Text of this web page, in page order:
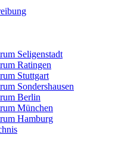
Seligenstadt
Ratingen
Stuttgart
Sondershausen
Berlin
München
Hamburg